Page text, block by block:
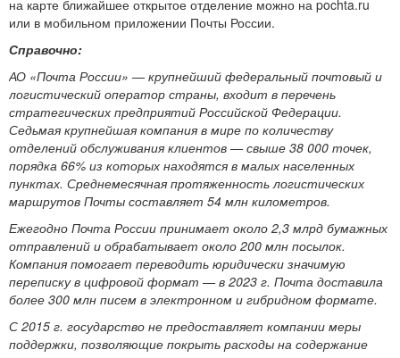
на карте ближайшее открытое отделение можно на pochta.ru
или в мобильном приложении Почты России.
Справочно:
АО «Почта России» — крупнейший федеральный почтовый и
логистический оператор страны, входит в перечень
стратегических предприятий Российской Федерации.
Седьмая крупнейшая компания в мире по количеству
отделений обслуживания клиентов — свыше 38 000 точек,
порядка 66% из которых находятся в малых населенных
пунктах. Среднемесячная протяженность логистических
маршрутов Почты составляет 54 млн километров.
Ежегодно Почта России принимает около 2,3 млрд бумажных
отправлений и обрабатывает около 200 млн посылок.
Компания помогает переводить юридически значимую
переписку в цифровой формат — в 2023 г. Почта доставила
более 300 млн писем в электронном и гибридном формате.
С 2015 г. государство не предоставляет компании меры
поддержки, позволяющие покрыть расходы на содержание